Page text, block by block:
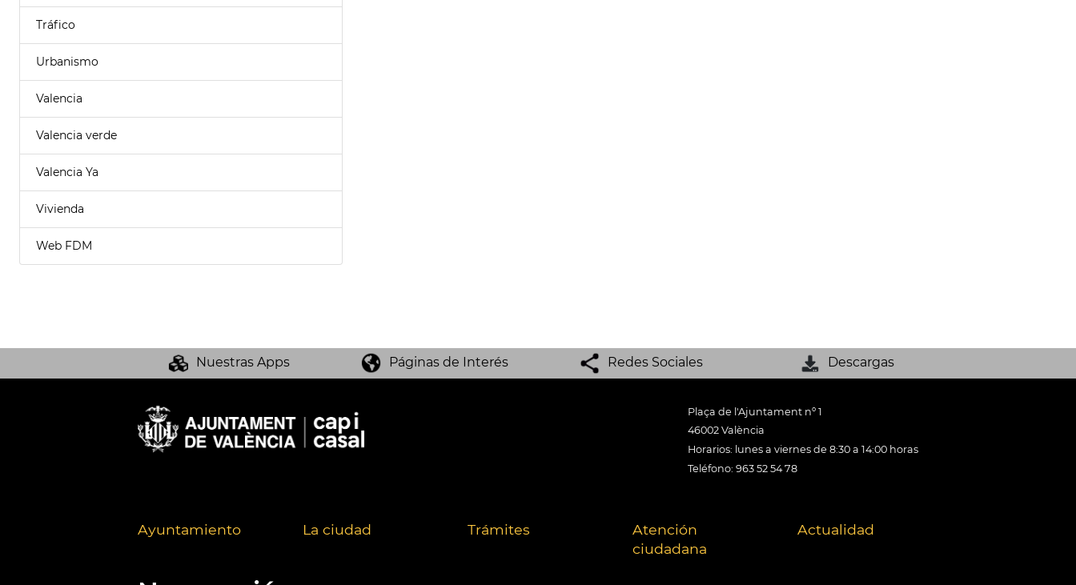
Tráfico
Urbanismo
Valencia
Valencia verde
Valencia Ya
Vivienda
Web FDM
Nuestras Apps Páginas de Interés Redes Sociales Descargas
Plaça de l'Ajuntament nº 1
46002 València
Horarios: lunes a viernes de 8:30 a 14:00 horas
Teléfono: 963 52 54 78
Ayuntamiento La ciudad Trámites
Atención
ciudadana
Actualidad